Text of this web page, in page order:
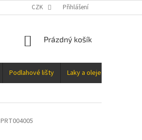
CZK Přihlášení
NÁKUPNÍ
Prázdný košík
Podlahové lišty Laky a oleje
PRT004005